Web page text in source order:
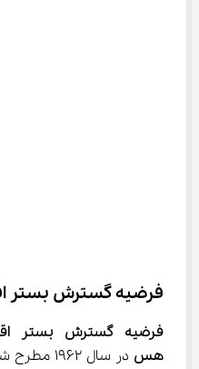
فرضیه گسترش بستر
فرضیه گسترش بستر
هس
در سال